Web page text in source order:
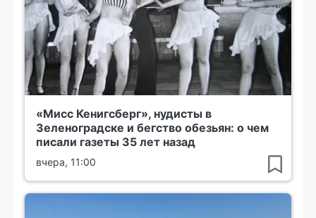
«Мисс Кенигсберг», нудисты в
Зеленоградске и бегство обезьян: о чем
писали газеты 35 лет назад
вчера, 11:00